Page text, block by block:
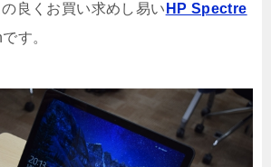
良くお買い求めし易い HP Spectre
です。